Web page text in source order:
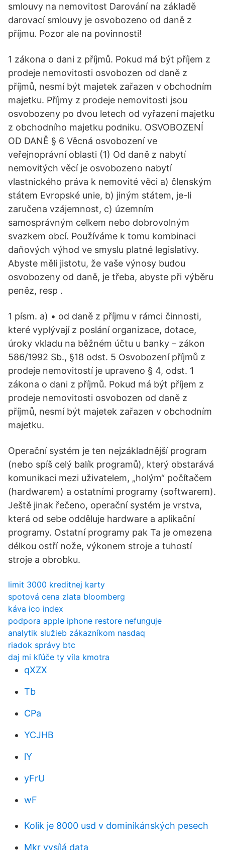
smlouvy na nemovitost Darování na základě
darovací smlouvy je osvobozeno od daně z
příjmu. Pozor ale na povinnosti!
1 zákona o dani z příjmů. Pokud má být příjem z
prodeje nemovitosti osvobozen od daně z
příjmů, nesmí být majetek zařazen v obchodním
majetku. Příjmy z prodeje nemovitosti jsou
osvobozeny po dvou letech od vyřazení majetku
z obchodního majetku podniku. OSVOBOZENÍ
OD DANĚ § 6 Věcná osvobození ve
veřejnoprávní oblasti (1) Od daně z nabytí
nemovitých věcí je osvobozeno nabytí
vlastnického práva k nemovité věci a) členským
státem Evropské unie, b) jiným státem, je-li
zaručena vzájemnost, c) územním
samosprávným celkem nebo dobrovolným
svazkem obcí. Používáme k tomu kombinaci
daňových výhod ve smyslu platné legislativy.
Abyste měli jistotu, že vaše výnosy budou
osvobozeny od daně, je třeba, abyste při výběru
peněz, resp .
1 písm. a) • od daně z příjmu v rámci činnosti,
které vyplývají z poslání organizace, dotace,
úroky vkladu na běžném účtu u banky – zákon
586/1992 Sb., §18 odst. 5 Osvobození příjmů z
prodeje nemovitostí je upraveno § 4, odst. 1
zákona o dani z příjmů. Pokud má být příjem z
prodeje nemovitosti osvobozen od daně z
příjmů, nesmí být majetek zařazen v obchodním
majetku.
Operační systém je ten nejzákladnější program
(nebo spíš celý balík programů), který obstarává
komunikaci mezi uživatelem, „holým“ počítačem
(hardwarem) a ostatními programy (softwarem).
Ještě jinak řečeno, operační systém je vrstva,
která od sebe odděluje hardware a aplikační
programy. Ostatní programy pak Ta je omezena
délkou ostří nože, výkonem stroje a tuhostí
stroje a obrobku.
limit 3000 kreditnej karty
spotová cena zlata bloomberg
káva ico index
podpora apple iphone restore nefunguje
analytik služieb zákazníkom nasdaq
riadok správy btc
daj mi kľúče ty víla kmotra
qXZX
Tb
CPa
YCJHB
lY
yFrU
wF
Kolik je 8000 usd v dominikánských pesech
Mkr vysílá data